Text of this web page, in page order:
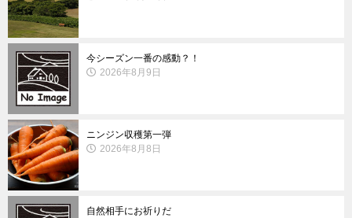
今シーズン一番の感動？！
2026年8月9日
ニンジン収穫第一弾
2026年8月8日
自然相手にお祈りだ